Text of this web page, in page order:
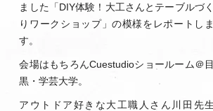
ました「DIY体験！大工さんとテーブルづく
りワークショップ」の模様をレポートしま
す。
会場はもちろんCuestudioショールーム＠目
黒・学芸大学。
アウトドア好きな大工職人さん川田先生